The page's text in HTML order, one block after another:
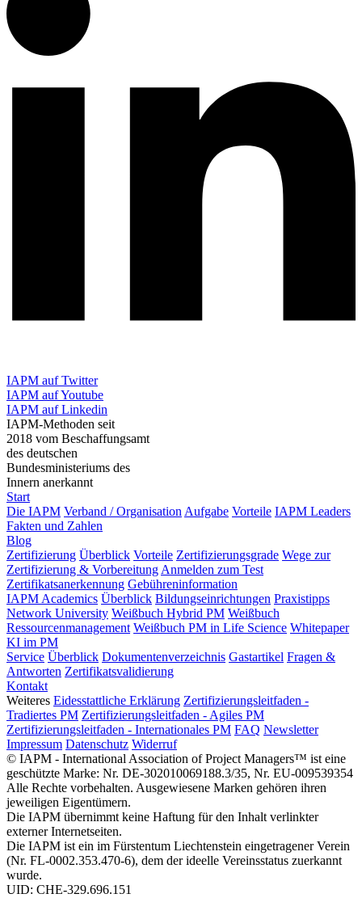
IAPM auf Twitter
IAPM auf Youtube
IAPM auf Linkedin
IAPM-Methoden seit
2018 vom Beschaffungsamt
des deutschen
Bundesministeriums des
Innern anerkannt
Start
Die IAPM Verband / OrganisationAufgabe Vorteile IAPM Leaders
Fakten und Zahlen
Blog
Zertifizierung Überblick Vorteile Zertifizierungsgrade Wege zur
Zertifizierung & VorbereitungAnmelden zum Test
Zertifikatsanerkennung Gebühreninformation
IAPM Academics Überblick Bildungseinrichtungen Praxistipps
Network University Weißbuch Hybrid PM Weißbuch
Ressourcenmanagement Weißbuch PM in Life Science Whitepaper
KI im PM
Service Überblick Dokumentenverzeichnis Gastartikel Fragen &
Antworten Zertifikatsvalidierung
Kontakt
Weiteres Eidesstattliche Erklärung Zertifizierungsleitfaden -
Tradiertes PM Zertifizierungsleitfaden - Agiles PM
Zertifizierungsleitfaden - Internationales PM FAQ Newsletter
Impressum Datenschutz Widerruf
© IAPM - International Association of Project Managers™ ist eine
geschützte Marke: Nr. DE-302010069188.3/35, Nr. EU-009539354
Alle Rechte vorbehalten. Ausgewiesene Marken gehören ihren
jeweiligen Eigentümern.
Die IAPM übernimmt keine Haftung für den Inhalt verlinkter
externer Internetseiten.
Die IAPM ist ein im Fürstentum Liechtenstein eingetragener Verein
(Nr. FL-0002.353.470-6), dem der ideelle Vereinsstatus zuerkannt
wurde.
UID: CHE-329.696.151